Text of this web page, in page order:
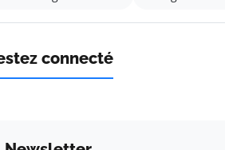
connecté